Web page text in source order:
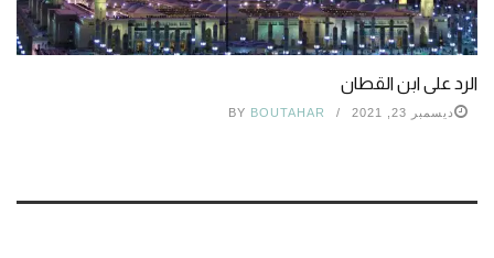
الرد على ابن القطان
ديسمبر 23, 2021 BY BOUTAHAR